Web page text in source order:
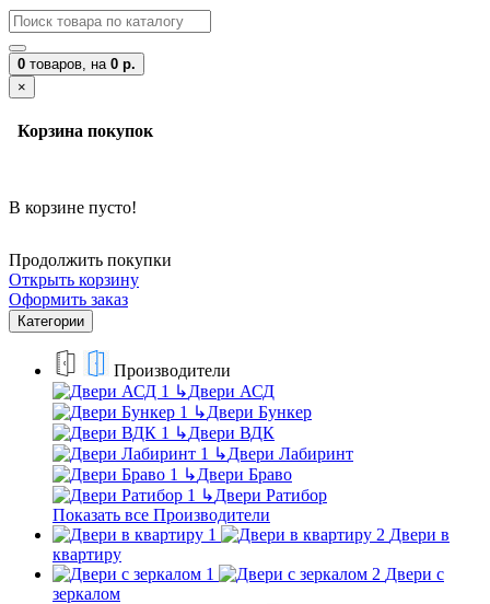
0 товаров, на 0 р.
×
Корзина покупок
В корзине пусто!
Продолжить покупки
Открыть корзину
Оформить заказ
Категории
Производители
↳Двери АСД
↳Двери Бункер
↳Двери ВДК
↳Двери Лабиринт
↳Двери Браво
↳Двери Ратибор
Показать все Производители
Двери в
квартиру
Двери с
зеркалом